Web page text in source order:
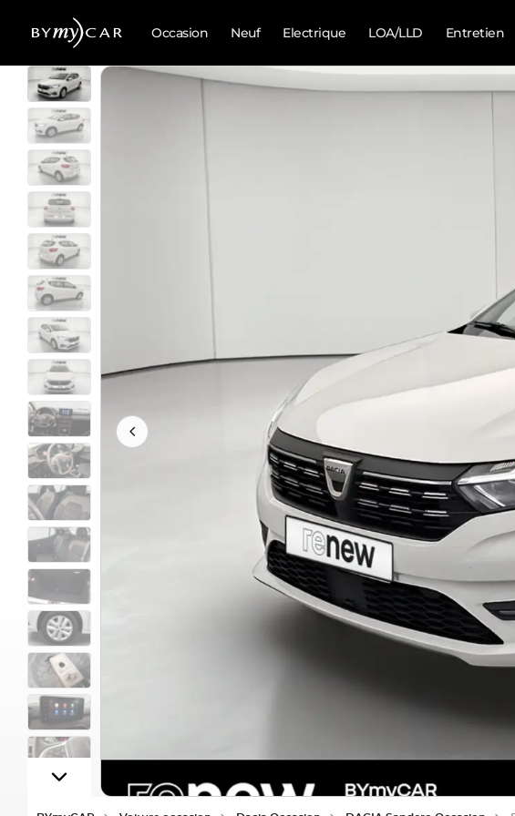
Occasion Neuf Electrique LOA/LLD Entretien